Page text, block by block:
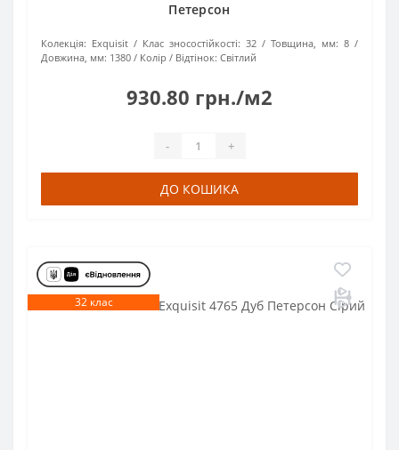
Петерсон
Колекція: Exquisit Клас зносостійкості: 32 Товщина, мм: 8
Довжина, мм: 1380 Колір / Відтінок: Світлий
930.80 грн./м2
- +
ДО КОШИКА
32 клас